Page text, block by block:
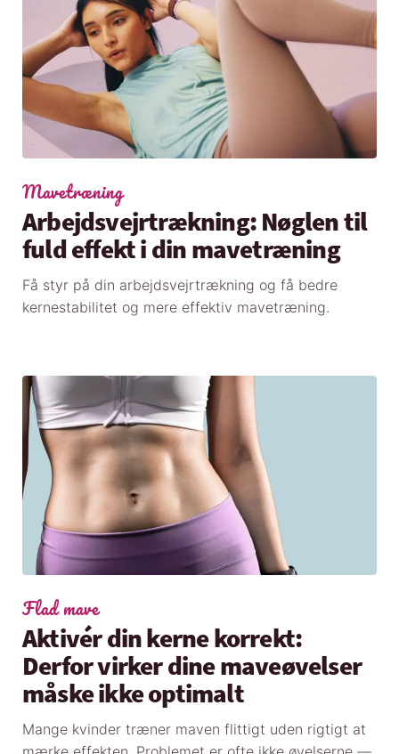
Mavetræning
Arbejdsvejrtrækning: Nøglen til
fuld effekt i din mavetræning
Få styr på din arbejdsvejrtrækning og få bedre
kernestabilitet og mere effektiv mavetræning.
Flad mave
Aktivér din kerne korrekt:
Derfor virker dine maveøvelser
måske ikke optimalt
Mange kvinder træner maven flittigt uden rigtigt at